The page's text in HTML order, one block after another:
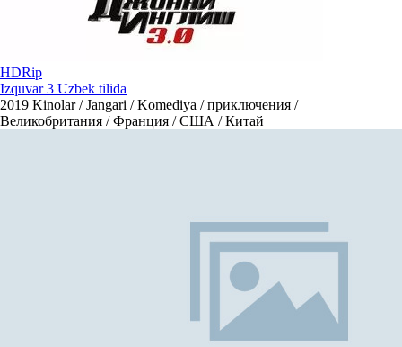
HDRip
Izquvar 3 Uzbek tilida
2019 Kinolar / Jangari / Komediya / приключения /
Великобритания / Франция / США / Китай